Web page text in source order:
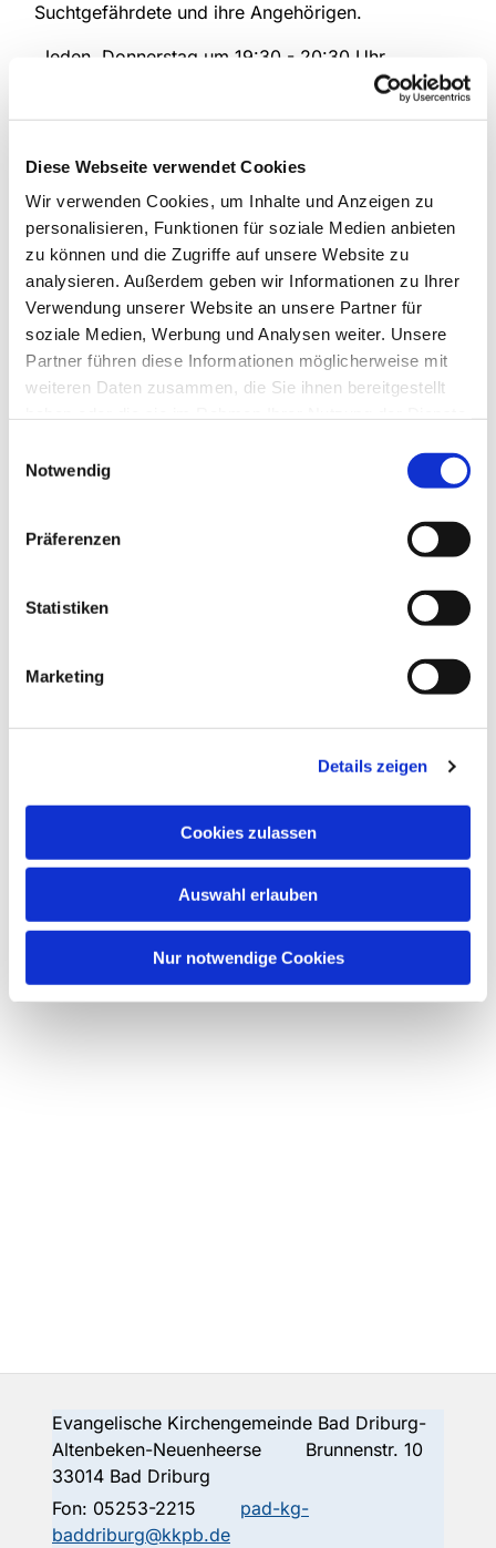
Diese Webseite verwendet Cookies
Wir verwenden Cookies, um Inhalte und Anzeigen zu
personalisieren, Funktionen für soziale Medien anbieten
zu können und die Zugriffe auf unsere Website zu
analysieren. Außerdem geben wir Informationen zu Ihrer
Verwendung unserer Website an unsere Partner für
soziale Medien, Werbung und Analysen weiter. Unsere
Partner führen diese Informationen möglicherweise mit
weiteren Daten zusammen, die Sie ihnen bereitgestellt
Notwendig
Präferenzen
Statistiken
Marketing
Details zeigen
Cookies zulassen
Auswahl erlauben
Nur notwendige Cookies
Suchtgefährdete und ihre Angehörigen.
Jeden Donnerstag um 19:30 - 20:30 Uhr.
Die Gruppe wird von einer Fachkraft betreut.
Dies könnte Sie auch
Evangelische Kirchengemeinde Bad Driburg-
Altenbeken-Neuenheerse Brunnenstr. 10
33014 Bad Driburg
Fon: 05253-2215
pad-kg-
baddriburg@kkpb.de